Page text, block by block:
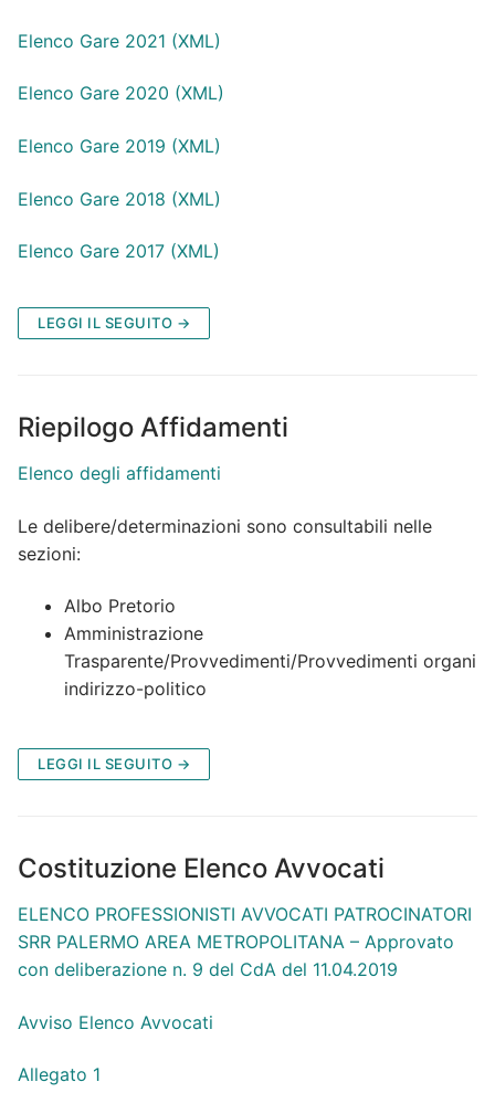
Elenco Gare 2021 (XML)
Elenco Gare 2020 (XML)
Elenco Gare 2019 (XML)
Elenco Gare 2018 (XML)
Elenco Gare 2017 (XML)
LEGGI IL SEGUITO →
Riepilogo Affidamenti
Elenco degli affidamenti
Le delibere/determinazioni sono consultabili nelle
sezioni:
Albo Pretorio
Amministrazione
Trasparente/Provvedimenti/Provvedimenti organi
indirizzo-politico
LEGGI IL SEGUITO →
Costituzione Elenco Avvocati
ELENCO PROFESSIONISTI AVVOCATI PATROCINATORI
SRR PALERMO AREA METROPOLITANA – Approvato
con deliberazione n. 9 del CdA del 11.04.2019
Avviso Elenco Avvocati
Allegato 1